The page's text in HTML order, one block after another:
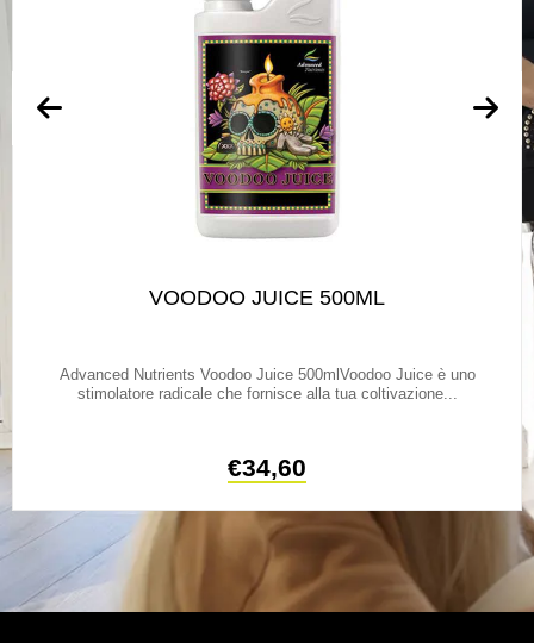
VOODOO JUICE 500ML
Advanced Nutrients Voodoo Juice 500mlVoodoo Juice è uno
stimolatore radicale che fornisce alla tua coltivazione...
€34,60